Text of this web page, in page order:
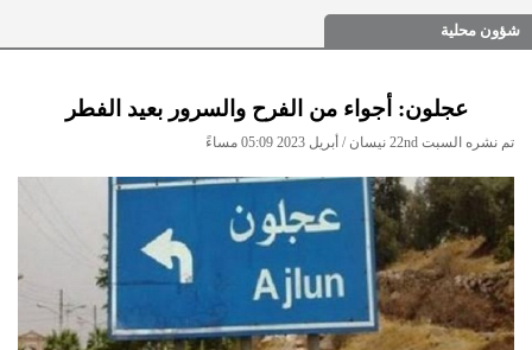
شؤون محلية
عجلون: أجواء من الفرح والسرور بعيد الفطر
تم نشره السبت 22nd نيسان / أبريل 2023 05:09 مساءً